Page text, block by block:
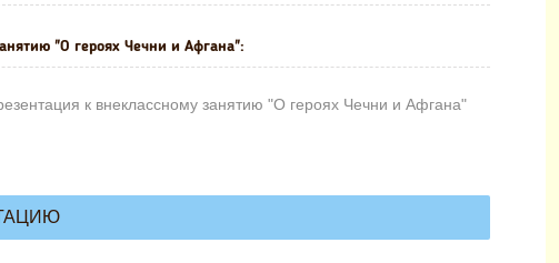
"О героях Чечни и Афгана":
к внеклассному занятию "О героях Чечни и Афгана"